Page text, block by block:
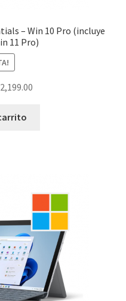
– Win 10 Pro (incluye
11 Pro)
2,199.00